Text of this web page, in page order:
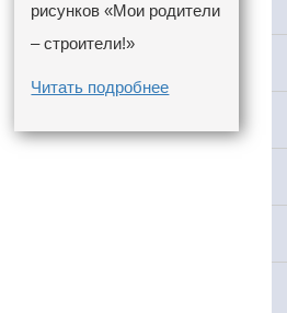
рисунков «Мои родители
– строители!»
Читать подробнее